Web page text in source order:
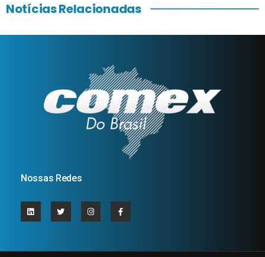
Notícias Relacionadas
Nossas Redes